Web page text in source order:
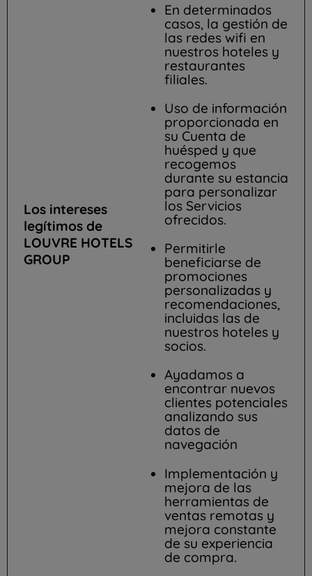
Los intereses
legítimos de
LOUVRE HOTELS
GROUP
En determinados
casos, la gestión de
las redes wifi en
nuestros hoteles y
restaurantes
filiales.
Uso de información
proporcionada en
su Cuenta de
huésped y que
recogemos
durante su estancia
para personalizar
los Servicios
ofrecidos.
Permitirle
beneficiarse de
promociones
personalizadas y
recomendaciones,
incluidas las de
nuestros hoteles y
socios.
Ayadamos a
encontrar nuevos
clientes potenciales
analizando sus
datos de
navegación
Implementación y
mejora de las
herramientas de
ventas remotas y
mejora constante
de su experiencia
de compra.